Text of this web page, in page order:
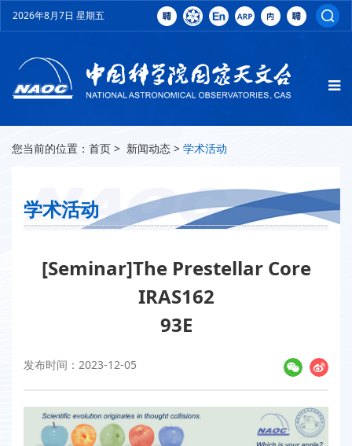
2026年8月7日 星期五
您当前的位置： 首页 > 新闻动态 > 学术活动
学术活动
[Seminar]The Prestellar Core
IRAS162
93E
发布时间：2023-12-05